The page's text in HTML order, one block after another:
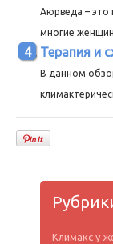
Аюрведа – это
многие
Терапия и
В данном
Климакс у